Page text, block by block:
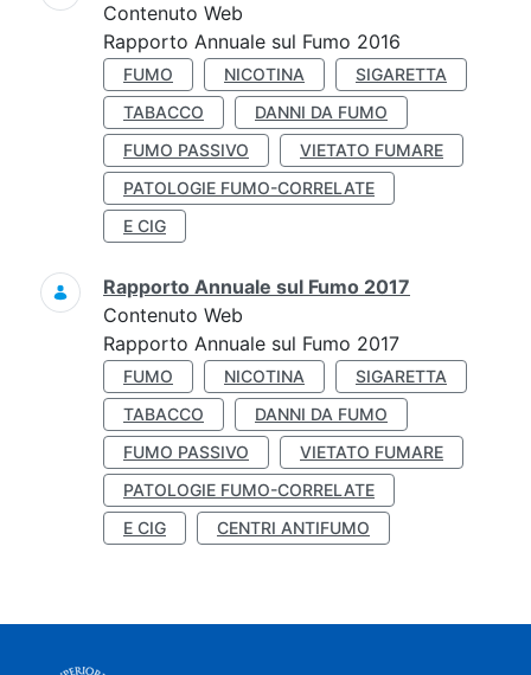
Contenuto Web
Rapporto Annuale sul Fumo 2016
FUMO NICOTINA
SIGARETTA
TABACCO
DANNI DA FUMO
FUMO PASSIVO
VIETATO FUMARE
PATOLOGIE FUMO-CORRELATE
E CIG
Rapporto Annuale sul Fumo 2017
Contenuto Web
Rapporto Annuale sul Fumo 2017
FUMO NICOTINA
SIGARETTA
TABACCO
DANNI DA FUMO
FUMO PASSIVO
VIETATO FUMARE
PATOLOGIE FUMO-CORRELATE
E CIG
CENTRI ANTIFUMO